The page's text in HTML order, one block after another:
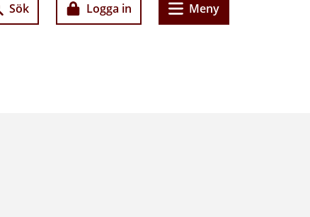
Sök Logga in Meny